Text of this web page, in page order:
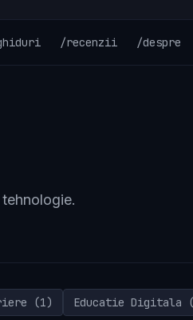
/recenzii /despre
(1) Educatie Digitala